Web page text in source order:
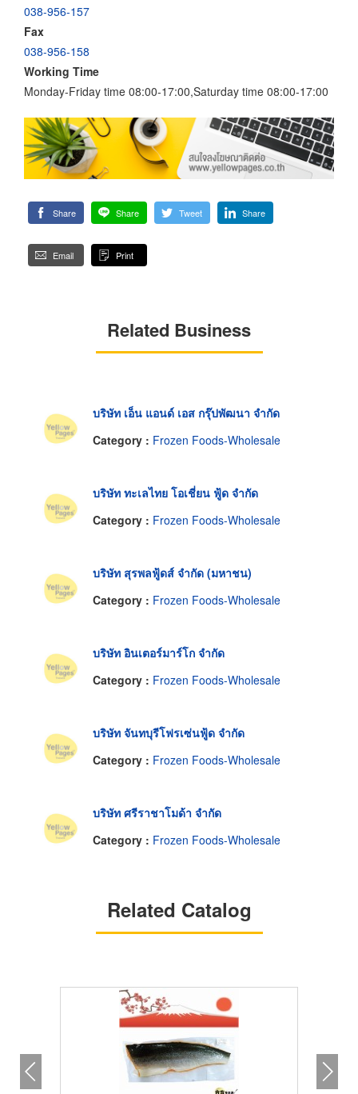
038-956-157
Fax
038-956-158
Working Time
Monday-Friday time 08:00-17:00,Saturday time 08:00-17:00
Share Share Tweet Share
Email Print
Related Business
บริษัท เอ็น แอนด์ เอส กรุ๊ปพัฒนา จำกัด
Category : Frozen Foods-Wholesale
บริษัท ทะเลไทย โอเชี่ยน ฟู้ด จำกัด
Category : Frozen Foods-Wholesale
บริษัท สุรพลฟู้ดส์ จำกัด (มหาชน)
Category : Frozen Foods-Wholesale
บริษัท อินเตอร์มาร์โก จำกัด
Category : Frozen Foods-Wholesale
บริษัท จันทบุรีโฟรเซ่นฟู้ด จำกัด
Category : Frozen Foods-Wholesale
บริษัท ศรีราชาโมด้า จำกัด
Category : Frozen Foods-Wholesale
Related Catalog